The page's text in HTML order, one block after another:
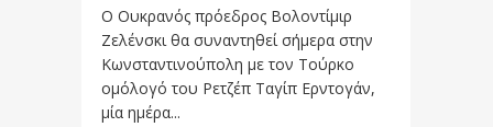
Ο Ουκρανός πρόεδρος Βολοντίμιρ
Ζελένσκι θα συναντηθεί σήμερα στην
Κωνσταντινούπολη με τον Τούρκο
ομόλογό του Ρετζέπ Ταγίπ Ερντογάν,
μία ημέρα...